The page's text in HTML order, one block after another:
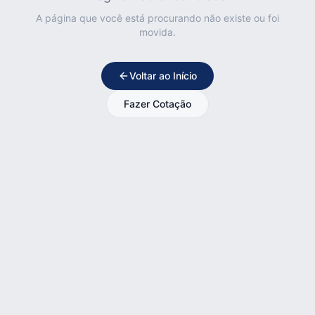
A página que você está procurando não existe ou foi
movida.
Voltar ao Início
Fazer Cotação